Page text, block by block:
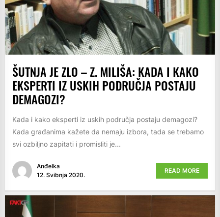
ŠUTNJA JE ZLO – Z. MILIŠA: KADA I KAKO
EKSPERTI IZ USKIH PODRUČJA POSTAJU
DEMAGOZI?
Kada i kako eksperti iz uskih područja postaju demagozi?
Kada građanima kažete da nemaju izbora, tada se trebamo
svi ozbiljno zapitati i promisliti je...
Anđelka
12. Svibnja 2020.
READ MORE